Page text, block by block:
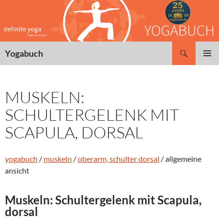
springen
Yogabuch
MUSKELN:
SCHULTERGELENK MIT
SCAPULA, DORSAL
yogabuch / muskeln /oberarm, schulter dorsal / allgemeine
ansicht
Muskeln: Schultergelenk mit Scapula,
dorsal